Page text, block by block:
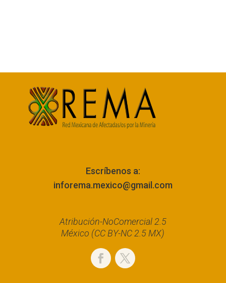
Escríbenos a:
inforema.mexico@gmail.com
Atribución-NoComercial 2.5
México (CC BY-NC 2.5 MX)